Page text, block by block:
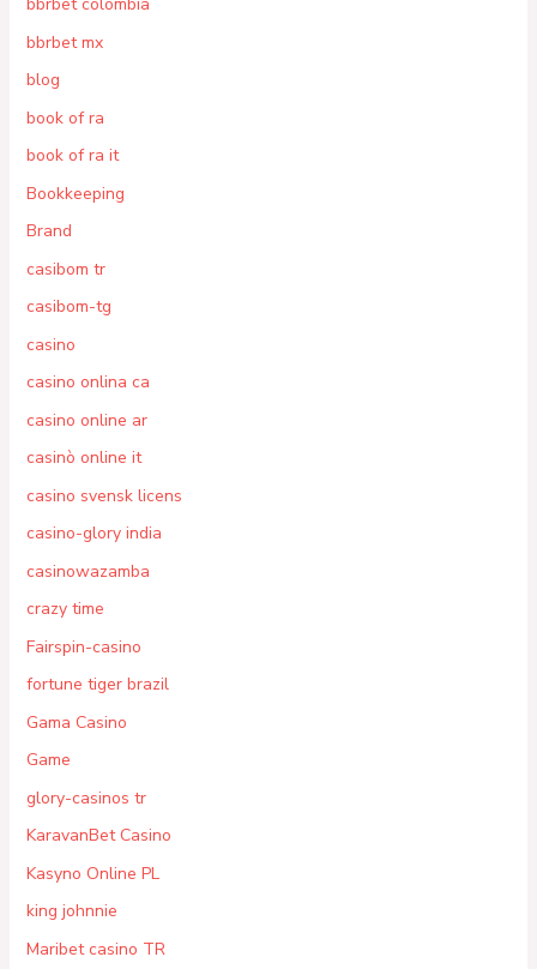
bbrbet mx
blog
book of ra
book of ra it
Bookkeeping
Brand
casibom tr
casibom-tg
casino
casino onlina ca
casino online ar
casinò online it
casino svensk licens
casino-glory india
casinowazamba
crazy time
Fairspin-casino
fortune tiger brazil
Gama Casino
Game
glory-casinos tr
KaravanBet Casino
Kasyno Online PL
king johnnie
Maribet casino TR